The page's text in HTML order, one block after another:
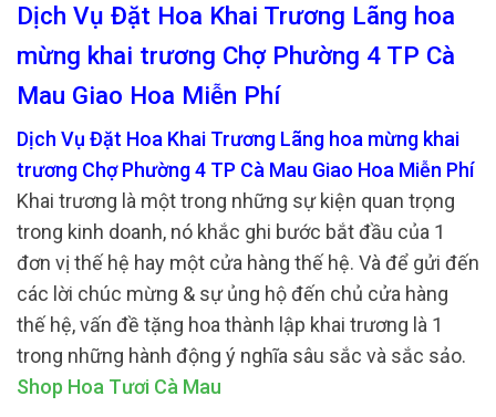
Dịch Vụ Đặt Hoa Khai Trương Lãng hoa
mừng khai trương Chợ Phường 4 TP Cà
Mau Giao Hoa Miễn Phí
Dịch Vụ Đặt Hoa Khai Trương Lãng hoa mừng khai
trương Chợ Phường 4 TP Cà Mau Giao Hoa Miễn Phí
Khai trương là một trong những sự kiện quan trọng
trong kinh doanh, nó khắc ghi bước bắt đầu của 1
đơn vị thế hệ hay một cửa hàng thế hệ. Và để gửi đến
các lời chúc mừng & sự ủng hộ đến chủ cửa hàng
thế hệ, vấn đề tặng hoa thành lập khai trương là 1
trong những hành động ý nghĩa sâu sắc và sắc sảo.
Shop Hoa Tươi Cà Mau